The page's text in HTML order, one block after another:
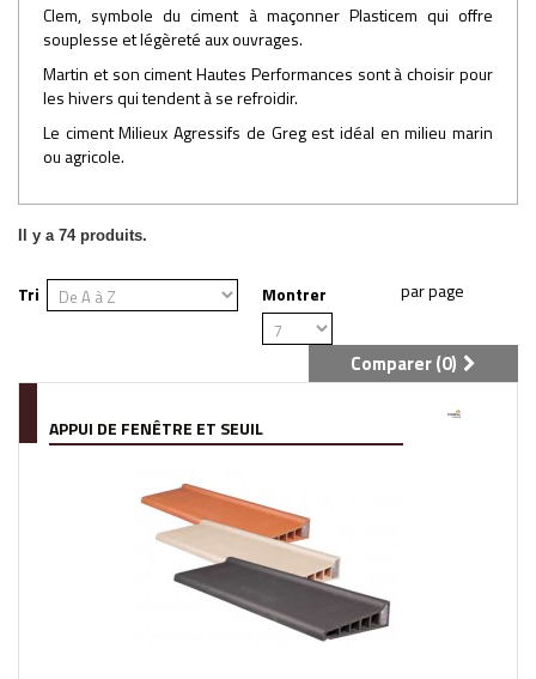
Clem, symbole du ciment à maçonner Plasticem qui offre
souplesse et légèreté aux ouvrages.
Martin et son ciment Hautes Performances sont à choisir pour
les hivers qui tendent à se refroidir.
Le ciment Milieux Agressifs de Greg est idéal en milieu marin
ou agricole.
Il y a 74 produits.
Tri Montrer
Comparer (0)
APPUI DE FENÊTRE ET SEUIL